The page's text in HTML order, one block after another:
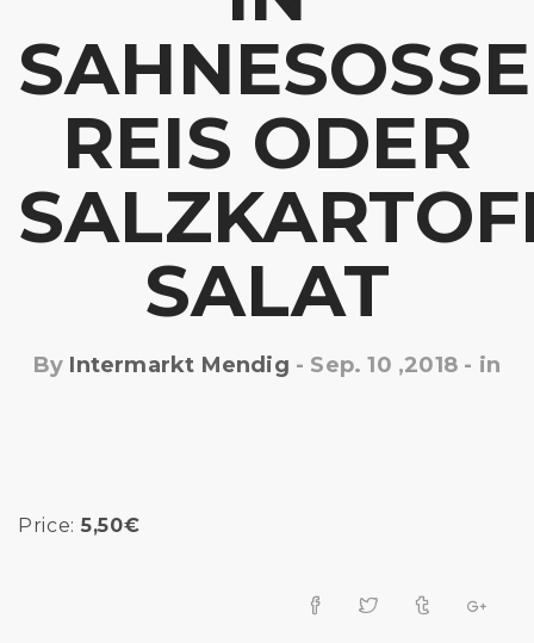
SAHNESOSSE,
EIS ODER S
ALAT
By Intermarkt Mendig - Sep. 10 ,2018 - in
Price: 5,50€